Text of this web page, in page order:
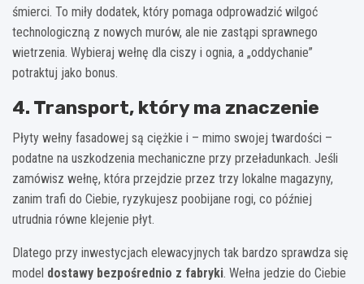
śmierci. To miły dodatek, który pomaga odprowadzić wilgoć
technologiczną z nowych murów, ale nie zastąpi sprawnego
wietrzenia. Wybieraj wełnę dla ciszy i ognia, a „oddychanie”
potraktuj jako bonus.
4. Transport, który ma znaczenie
Płyty wełny fasadowej są ciężkie i – mimo swojej twardości –
podatne na uszkodzenia mechaniczne przy przeładunkach. Jeśli
zamówisz wełnę, która przejdzie przez trzy lokalne magazyny,
zanim trafi do Ciebie, ryzykujesz poobijane rogi, co później
utrudnia równe klejenie płyt.
Dlatego przy inwestycjach elewacyjnych tak bardzo sprawdza się
model dostawy bezpośrednio z fabryki. Wełna jedzie do Ciebie